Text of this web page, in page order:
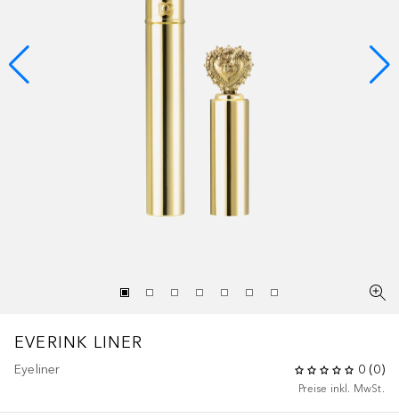
EVERINK LINER
Eyeliner 0 (0)
Preise inkl. MwSt.